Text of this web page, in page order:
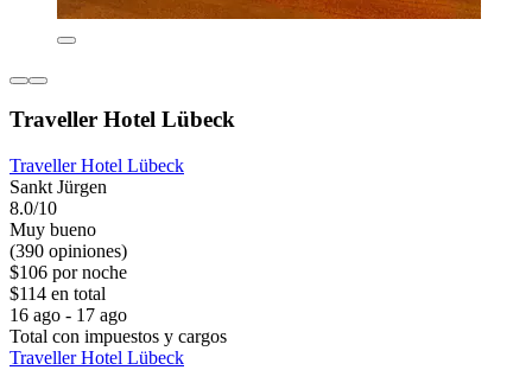
Traveller Hotel Lübeck
Traveller Hotel Lübeck
Sankt Jürgen
8.0/10
Muy bueno
(390 opiniones)
$106 por noche
$114 en total
16 ago - 17 ago
Total con impuestos y cargos
Traveller Hotel Lübeck